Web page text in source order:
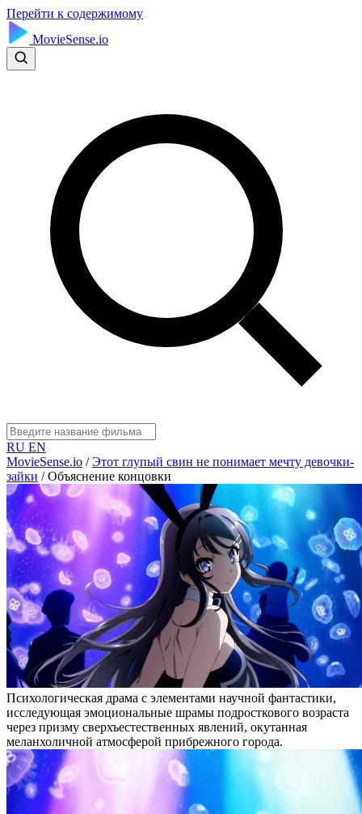
Перейти к содержимому
MovieSense.io
RU EN
MovieSense.io / Этот глупый свин не понимает мечту девочки-
зайки / Объяснение концовки
Психологическая драма с элементами научной фантастики,
исследующая эмоциональные шрамы подросткового возраста
через призму сверхъестественных явлений, окутанная
меланхоличной атмосферой прибрежного города.